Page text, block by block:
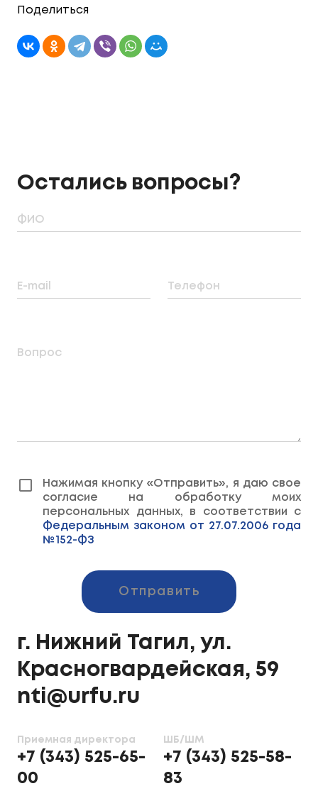
Поделиться
г. Нижний Тагил, ул.
Красногвардейская, 59
nti@urfu.ru
Приемная директора
+7 (343) 525-65-
00
ШБ/ШМ
+7 (343) 525-58-
83
Остались вопросы?
ФИО
E-mail Телефон
Вопрос
Нажимая кнопку «Отправить», я даю свое
согласие на обработку моих
персональных данных, в соответствии с
Федеральным законом от 27.07.2006 года
№152-ФЗ
Отправить